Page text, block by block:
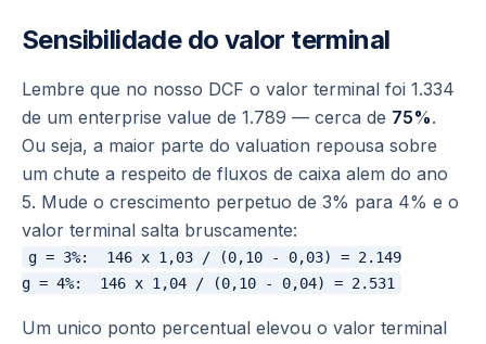
Sensibilidade do valor terminal
Lembre que no nosso DCF o valor terminal foi 1.334
de um enterprise value de 1.789 — cerca de 75%.
Ou seja, a maior parte do valuation repousa sobre
um chute a respeito de fluxos de caixa alem do ano
5. Mude o crescimento perpetuo de 3% para 4% e o
valor terminal salta bruscamente:
g = 3%:  146 x 1,03 / (0,10 - 0,03) = 2.149
Um unico ponto percentual elevou o valor terminal